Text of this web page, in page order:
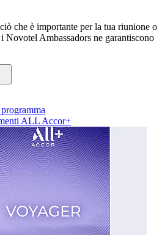
che è importante per la tua riunione o
Novotel Ambassadors ne garantiscono
ALL Accor+